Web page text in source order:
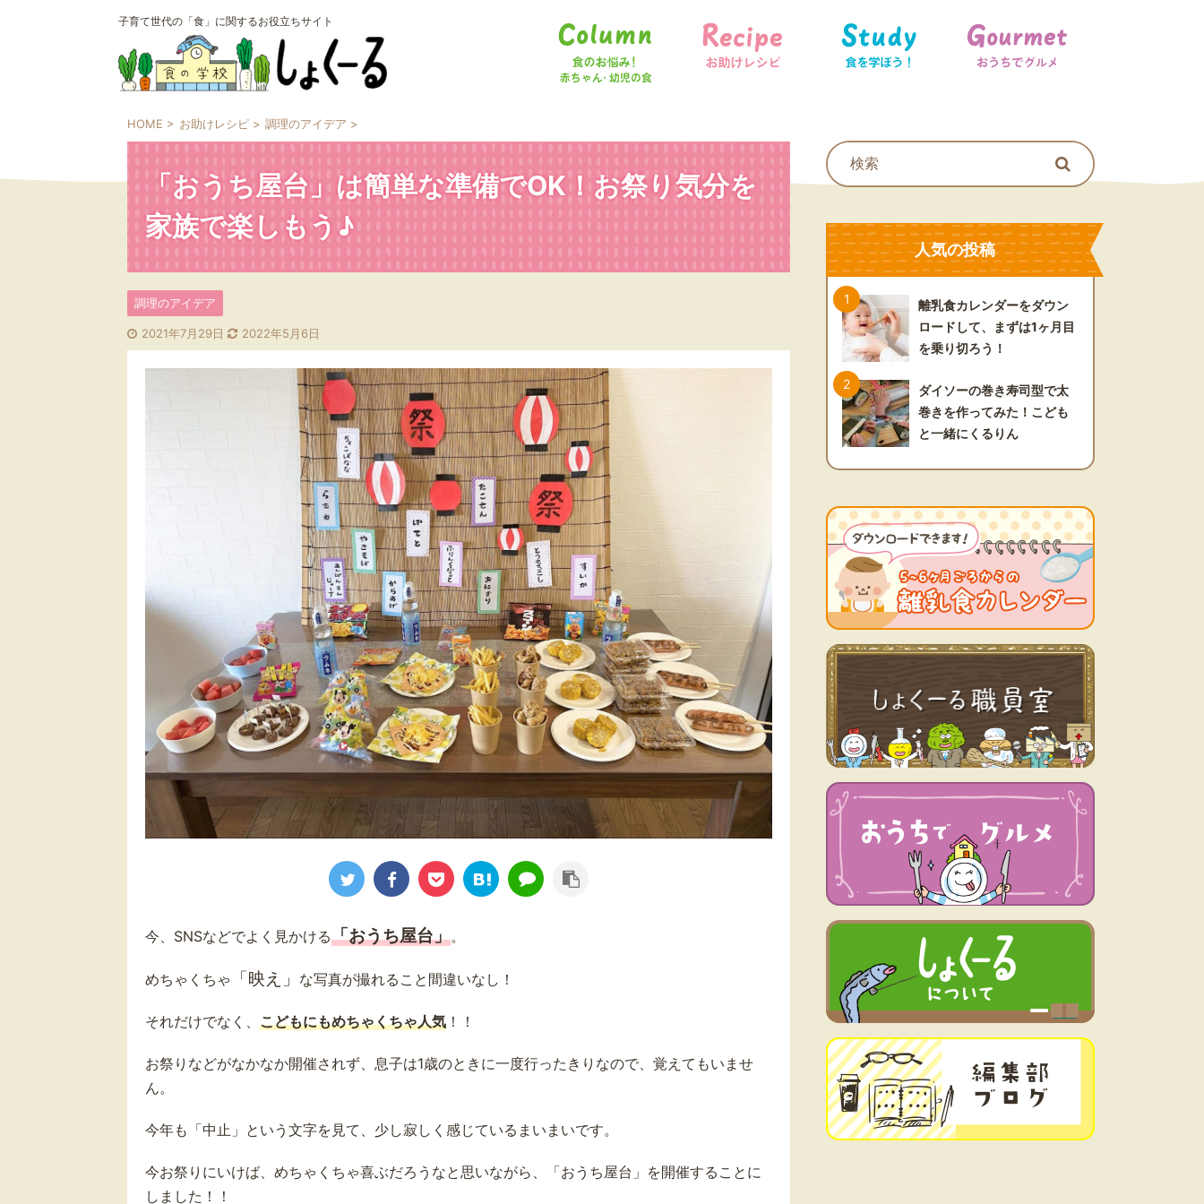
子育て世代の「食」に関するお役立ちサイト
HOME > お助けレシピ > 調理のアイデア >
「おうち屋台」は簡単な準備でOK！お祭り気分を
家族で楽しもう♪
調理のアイデア
2021年7月29日 2022年5月6日
今、SNSなどでよく見かける「おうち屋台」。
めちゃくちゃ 「映え」 な写真が撮れること間違いなし！
それだけでなく、 こどもにもめちゃくちゃ人気 ！！
お祭りなどがなかなか開催されず、息子は1歳のときに一度行ったきりなので、覚えてもいませ
ん。
今年も「中止」という文字を見て、少し寂しく感じているまいまいです。
今お祭りにいけば、めちゃくちゃ喜ぶだろうなと思いながら、「おうち屋台」を開催することに
しました！！
人気の投稿
離乳食カレンダーをダウン
ロードして、まずは1ヶ月目
を乗り切ろう！
ダイソーの巻き寿司型で太
巻きを作ってみた！こども
と一緒にくるりん